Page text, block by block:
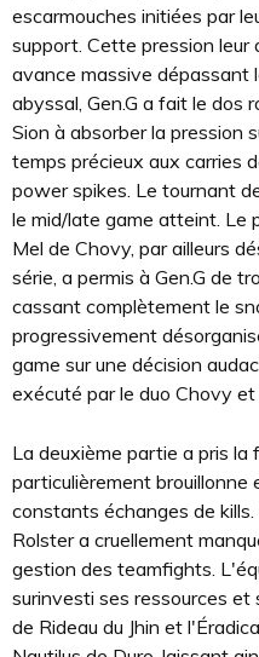
escarmouches initiées par
support. Cette pression leur
avance massive dépassant
abyssal, Gen.G a fait le dos
Sion à absorber la pression
temps précieux aux carries
power spikes. Le tournant
le mid/late game atteint. Le
Mel de Chovy, par ailleurs
série, a permis à Gen.G de
cassant complètement le
progressivement
game sur une décision
exécuté par le duo Chovy et
La deuxième partie a pris la
particulièrement brouillonne
constants échanges de
Rolster a cruellement
gestion des teamfights.
surinvesti ses ressources et
de Rideau du Jhin et